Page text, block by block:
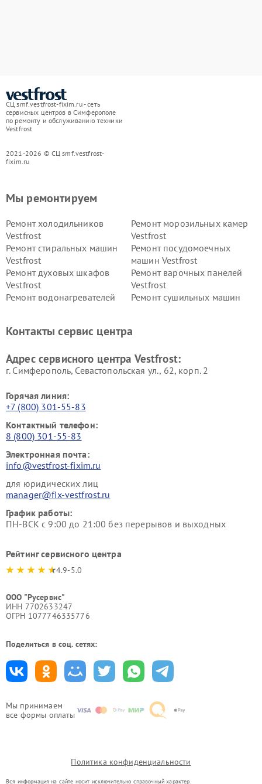
СЦ smf.vestfrost-fixim.ru - сеть
сервисных центров в Симферополе
по ремонту и обслуживанию техники
Vestfrost
2021-2026 © СЦ smf.vestfrost-
fixim.ru
Мы принимаем
все формы оплаты
Мы ремонтируем
Ремонт холодильников
Vestfrost
Ремонт морозильных камер
Vestfrost
Ремонт стиральных машин
Vestfrost
Ремонт посудомоечных
машин Vestfrost
Ремонт духовых шкафов
Vestfrost
Ремонт варочных панелей
Vestfrost
Ремонт водонагревателей
Ремонт сушильных машин
Vestfrost
Контакты сервис центра
Адрес сервисного центра Vestfrost:
г. Симферополь, Севастопольская ул., 62, корп. 2
Горячая линия:
+7 (800) 301-55-83
Контактный телефон:
8 (800) 301-55-83
Электронная почта:
info@vestfrost-fixim.ru
для юридических лиц
manager@fix-vestfrost.ru
График работы:
ПН-ВСК с 9:00 до 21:00 без перерывов и выходных
Рейтинг сервисного центра
4.9-5.0
ООО "Русервис"
ИНН 7702633247
ОГРН 1077746335776
Поделиться в соц. сетях:
Политика конфиденциальности
Вся информация на сайте носит исключительно справочный характер.